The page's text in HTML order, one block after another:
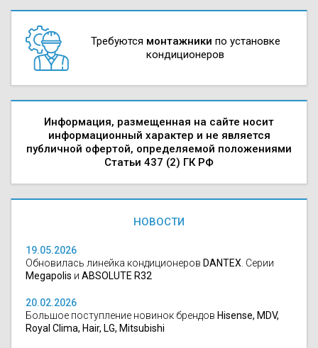
Требуются монтажники по установке
кондиционеров
Информация, размещенная на сайте носит
информационный характер и не является
публичной офертой, определяемой положениями
Статьи 437 (2) ГК РФ
НОВОСТИ
19.05.2026
Обновилась линейка кондиционеров DANTEX . Серии
Megapolis и ABSOLUTE R32
20.02.2026
Большое поступление новинок брендов Hisense, MDV,
Royal Clima, Hair, LG, Mitsubishi